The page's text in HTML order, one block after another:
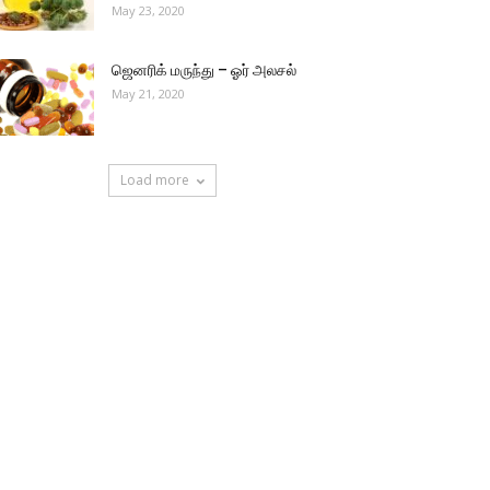
May 23, 2020
ஜெனரிக் மருந்து – ஓர் அலசல்
May 21, 2020
Load more